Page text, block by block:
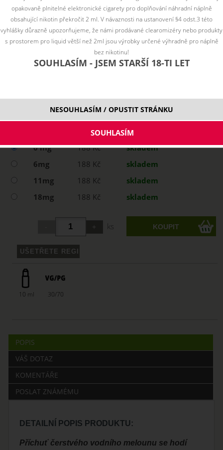
0 mg
188 Kč
skladem
6mg
188 Kč
skladem
11mg
188 Kč
skladem
18mg
188 Kč skladem
ks
10 ml 30/70
POPIS
VÁŠ DOTAZ
KOMENTÁŘE
POSLAT ZNÁMÉMU
DETAILNÍ POPIS PRODUKTU:
Příchuť čerstvého vodního melounu se hodí
opakovaně plnitelné elektronické cigarety pro doplňování náhradní náplně
obsahující nikotin překročit 2 ml. V návaznosti na ustanovení §4 odst.3 této
vyhlášky důrazně upozorňujeme, že námi prodávané clearomizéry nebo produkty
s prostorem pro liquid větší než 2ml jsou výrobky určené výhradně pro náplně
bez nikotinu!
SOUHLASÍM - JSEM STARŠÍ 18-TI LET
NESOUHLASÍM / OPUSTIT STRÁNKU